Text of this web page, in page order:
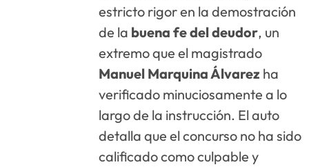
estricto rigor en la demostración
de la buena fe del deudor, un
extremo que el magistrado
Manuel Marquina Álvarez ha
verificado minuciosamente a lo
largo de la instrucción. El auto
detalla que el concurso no ha sido
calificado como culpable y